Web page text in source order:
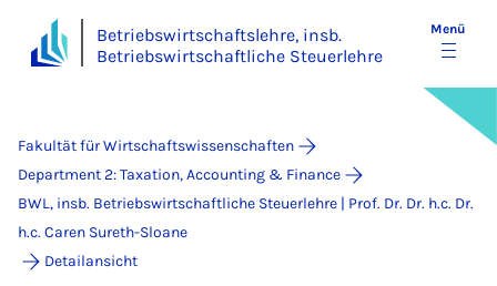
Betriebswirtschaftslehre, insb.
Betriebswirtschaftliche Steuerlehre
Menü
Fakultät für Wirtschaftswissenschaften
Department 2: Taxation, Accounting & Finance
BWL, insb. Betriebswirtschaftliche Steuerlehre | Prof. Dr. Dr. h.c. Dr.
h.c. Caren Sureth-Sloane
Detailansicht